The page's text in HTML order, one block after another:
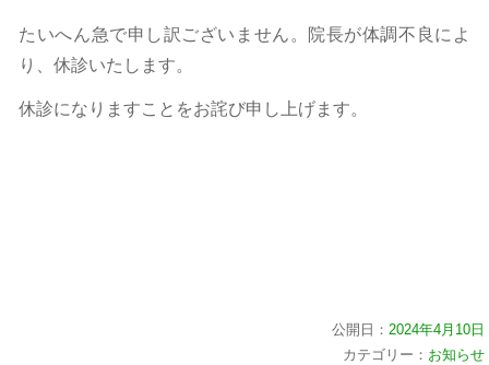
たいへん急で申し訳ございません。院長が体調不良によ
り、休診いたします。
休診になりますことをお詫び申し上げます。
公開日： 2024年4月10日
カテゴリー： お知らせ